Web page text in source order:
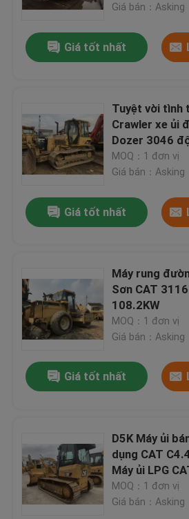
Giá bán：Asking
Giá tốt nhất
Tuyệt vời tình
Crawler xe ủi
Dozer 3046
MOQ：1 đơn vị
Giá bán：Asking
Giá tốt nhất
Máy rung
Sơn CAT
108.2KW
MOQ：1 đơn vị
Giá bán：Asking
Giá tốt nhất
D5K Máy ủi
dụng CAT
Máy ủi LPG
MOQ：1 đơn vị
Giá bán：Asking